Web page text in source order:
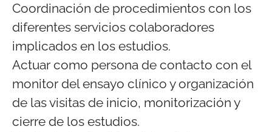
Coordinación de procedimientos con los
diferentes servicios colaboradores
implicados en los estudios.
Actuar como persona de contacto con el
monitor del ensayo clínico y organización
de las visitas de inicio, monitorización y
cierre de los estudios.